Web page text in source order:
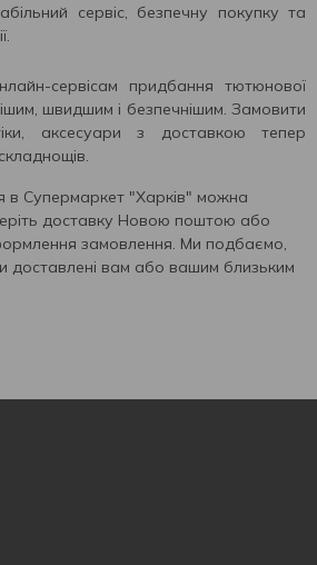
сервіс, безпечну покупку та
сервісам придбання тютюнової
швидшим і безпечнішим. Замовити
аксесуари з доставкою тепер
Cупермаркет "Харків" можна
доставку Новою поштою або
замовлення. Ми подбаємо,
доставлені вам або вашим близьким